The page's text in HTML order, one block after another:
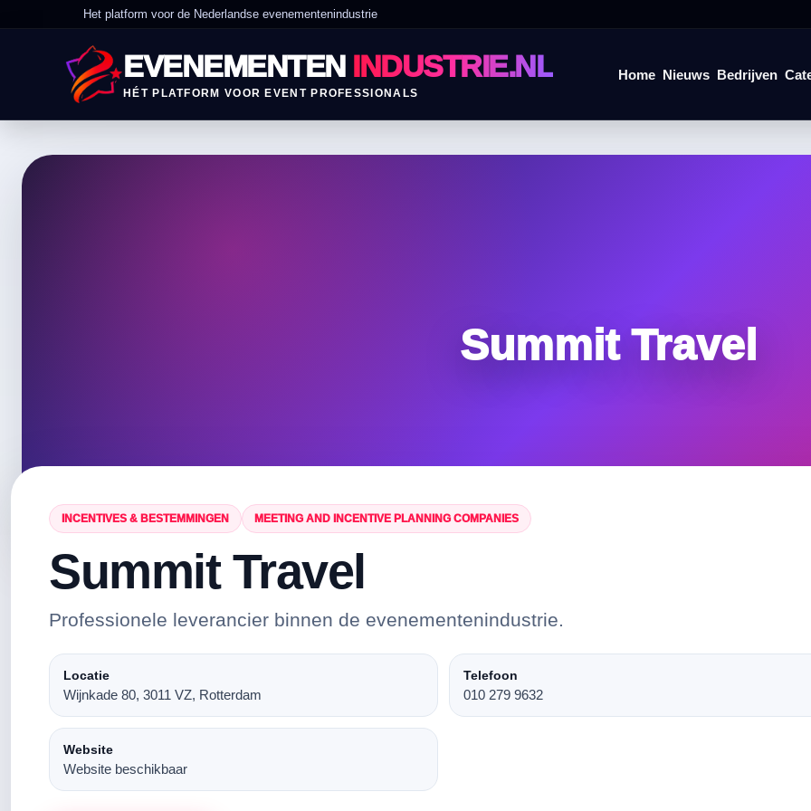
Het platform voor de Nederlandse evenementenindustrie
EVENEMENTEN INDUSTRIE.NL
HÉT PLATFORM VOOR EVENT PROFESSIONALS
Home Nieuws Bedrijven
Summit Travel
INCENTIVES & BESTEMMINGEN MEETING AND INCENTIVE PLANNING COMPANIES
Summit Travel
Professionele leverancier binnen de evenementenindustrie.
Locatie
Wijnkade 80, 3011 VZ, Rotterdam
Telefoon
010 279 9632
Website
Website beschikbaar